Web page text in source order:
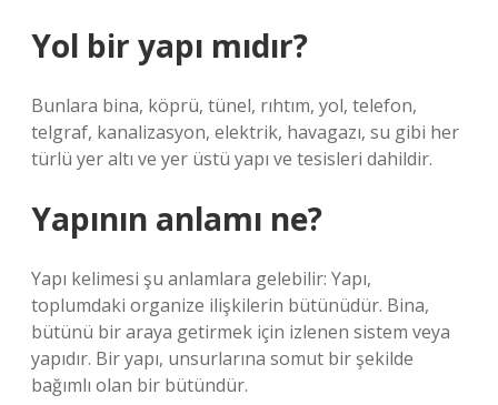
Yol bir yapı mıdır?
Bunlara bina, köprü, tünel, rıhtım, yol, telefon,
telgraf, kanalizasyon, elektrik, havagazı, su gibi her
türlü yer altı ve yer üstü yapı ve tesisleri dahildir.
Yapının anlamı ne?
Yapı kelimesi şu anlamlara gelebilir: Yapı,
toplumdaki organize ilişkilerin bütünüdür. Bina,
bütünü bir araya getirmek için izlenen sistem veya
yapıdır. Bir yapı, unsurlarına somut bir şekilde
bağımlı olan bir bütündür.